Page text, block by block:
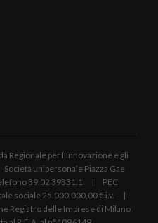
per l'Innovazione e gli
unipersonale Piazza Gae
39.02 39331.1 | PEC
sociale 25.000.000,00 € i.v. |
Registro delle Imprese di Milano